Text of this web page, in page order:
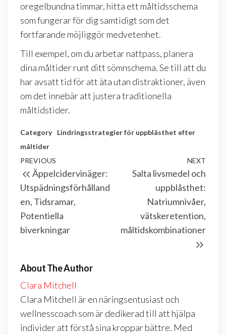
oregelbundna timmar, hitta ett måltidsschema
som fungerar för dig samtidigt som det
fortfarande möjliggör medvetenhet.
Till exempel, om du arbetar nattpass, planera
dina måltider runt ditt sömnschema. Se till att du
har avsatt tid för att äta utan distraktioner, även
om det innebär att justera traditionella
måltidstider.
Category
Lindringsstrategier för uppblåsthet efter
måltider
Post
navigation
Previous
Post
PREVIOUS
Äppelcidervinäger:
Utspädningsförhålland
en, Tidsramar,
Potentiella
biverkningar
NEXT
Salta livsmedel och
uppblåsthet:
Natriumnivåer,
vätskeretention,
måltidskombinationer
About The Author
Clara Mitchell
Clara Mitchell är en näringsentusiast och
wellnesscoach som är dedikerad till att hjälpa
individer att förstå sina kroppar bättre. Med